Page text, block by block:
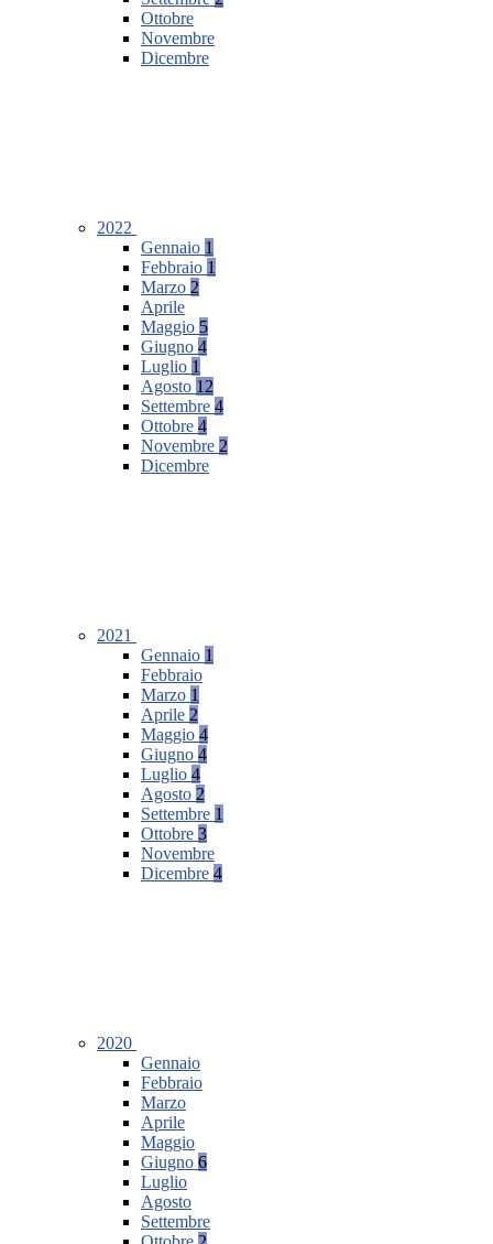
Ottobre
Novembre
Dicembre
2022
Gennaio 1
Febbraio 1
Marzo 2
Aprile
Maggio 5
Giugno 4
Luglio 1
Agosto 12
Settembre 4
Ottobre 4
Novembre 2
Dicembre
2021
Gennaio 1
Febbraio
Marzo 1
Aprile 2
Maggio 4
Giugno 4
Luglio 4
Agosto 2
Settembre 1
Ottobre 3
Novembre
Dicembre 4
2020
Gennaio
Febbraio
Marzo
Aprile
Maggio
Giugno 6
Luglio
Agosto
Settembre